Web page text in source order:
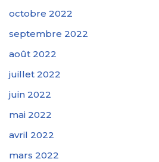
octobre 2022
septembre 2022
août 2022
juillet 2022
juin 2022
mai 2022
avril 2022
mars 2022